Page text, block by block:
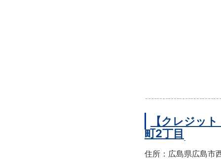
【クレジッ
町2丁目
住所：広島県広島市